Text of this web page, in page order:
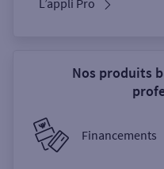
L’appli Pro
Nos produits
Financements